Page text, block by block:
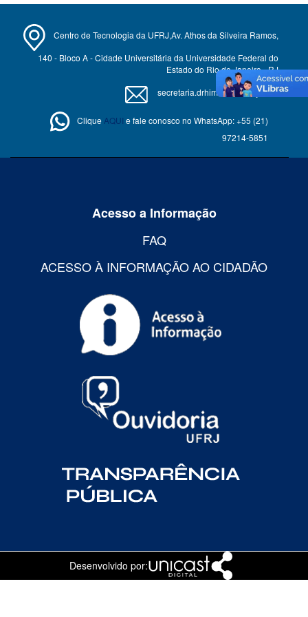
Centro de Tecnologia da UFRJ,Av. Athos da Silveira Ramos,
140 - Bloco A - Cidade Universitária da Universidade Federal do
Estado do Rio de Janeiro - RJ
secretaria.drhima@poli.ufrj.br
Clique AQUI e fale conosco no WhatsApp: +55 (21)
97214-5851
Acesso a Informação
FAQ
ACESSO À INFORMAÇÃO AO CIDADÃO
Desenvolvido por: